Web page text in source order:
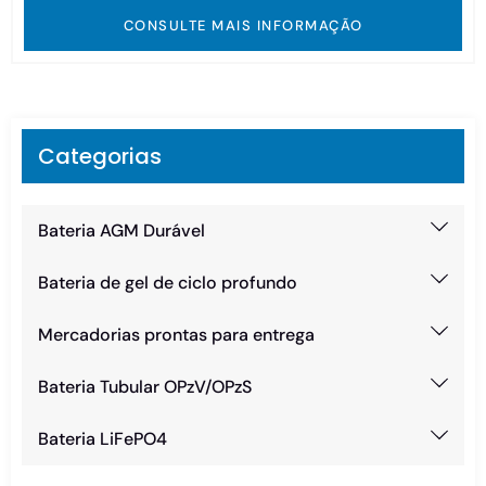
Categorias
Bateria AGM Durável
Bateria de gel de ciclo profundo
Mercadorias prontas para entrega
Bateria Tubular OPzV/OPzS
Bateria LiFePO4
CONSULTE MAIS INFORMAÇÃO